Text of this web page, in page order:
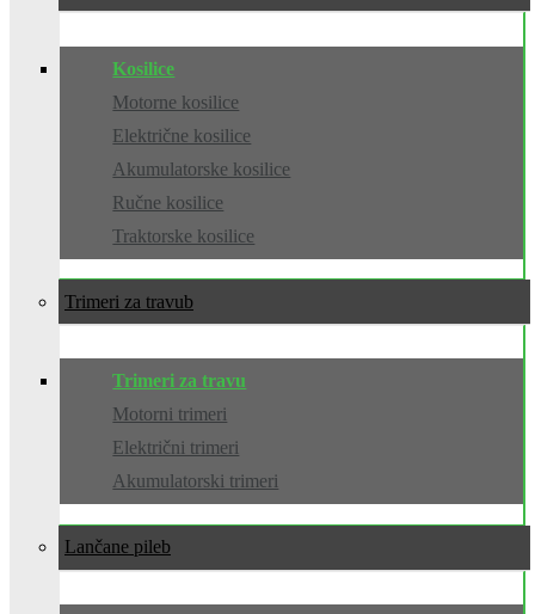
Kosilice
Motorne kosilice
Električne kosilice
Akumulatorske kosilice
Ručne kosilice
Traktorske kosilice
Trimeri za travu
Trimeri za travu
Motorni trimeri
Električni trimeri
Akumulatorski trimeri
Lančane pile